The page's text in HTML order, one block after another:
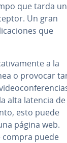
que tarda un
Un gran
que
a la
o provocar
alta latencia de
esto puede
página web.
compra puede